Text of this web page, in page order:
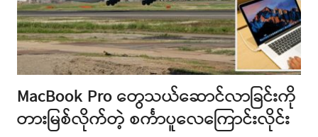
MacBook Pro တွေသယ်ဆောင်လာခြင်းကို
တားမြစ်လိုက်တဲ့ စင်္ကာပူလေကြောင်းလိုင်း